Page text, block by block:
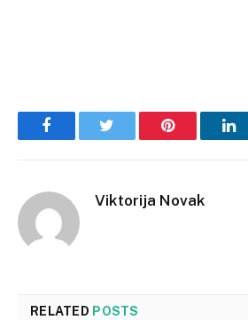
Facebook Pinterest
Viktorija Novak
RELATED POSTS